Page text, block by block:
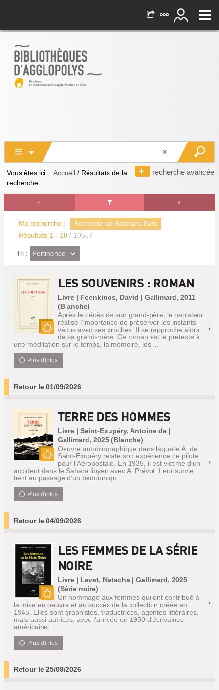
recherche avancée
Vous êtes ici : Accueil / Résultats de la
recherche
Ma recherche : Recherche sur Gallimard. Paris
Résultats 1 - 10 / 10557
Tri : (Effet
imédiat)
Pertinence
LES SOUVENIRS : ROMAN
Livre | Foenkinos, David | Gallimard, 2011
(Blanche)
Après le décès de son grand-père, le narrateur
réalise l'importance de préserver les instants
vécus avec ses proches. Il se rapproche alors
de sa grand-mère. Ce roman est le prétexte à
une méditation sur le temps, la mémoire, les ...
Plus d'infos
Retour le 01/09/2026
TERRE DES HOMMES
Livre | Saint-Exupéry, Antoine de |
Gallimard, 2025 (Blanche)
Oeuvre autobiographique dans laquelle A. de
Saint-Exupéry relate son expérience de pilote
pour l'Aéropostale. En 1935, il est victime d'un
accident dans le Sahara libyen avec A. Prévot. Leur survie
tient au passage d'un bédouin qu...
Plus d'infos
Retour le 04/09/2026
Nouveauté
LES FEMMES DE LA SÉRIE
NOIRE
Livre | Levet, Natacha | Gallimard, 2025
(Série noire)
Un hommage aux femmes qui ont contribué à
la mise en oeuvre et au succès de la collection créée en
1945. Elles sont graphistes, traductrices, agentes littéraires,
mais aussi autrices, avec l'arrivée en 1950 d'écrivaines
américaine...
Plus d'infos
Retour le 25/09/2026